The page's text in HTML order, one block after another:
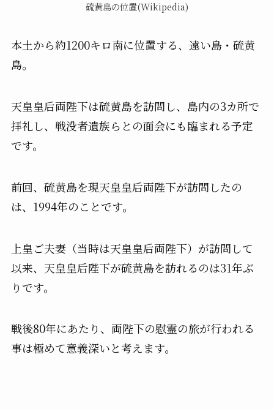
硫黄島の位置(Wikipedia)
本土から約1200キロ南に位置する、遠い島・硫黄
島。
天皇皇后両陛下は硫黄島を訪問し、島内の3カ所で
拝礼し、戦没者遺族らとの面会にも臨まれる予定
です。
前回、硫黄島を現天皇皇后両陛下が訪問したの
は、1994年のことです。
上皇ご夫妻（当時は天皇皇后両陛下）が訪問して
以来、天皇皇后陛下が硫黄島を訪れるのは31年ぶ
りです。
戦後80年にあたり、両陛下の慰霊の旅が行われる
事は極めて意義深いと考えます。